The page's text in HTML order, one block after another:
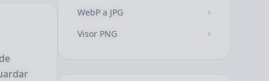
WebP a JPG
Visor PNG